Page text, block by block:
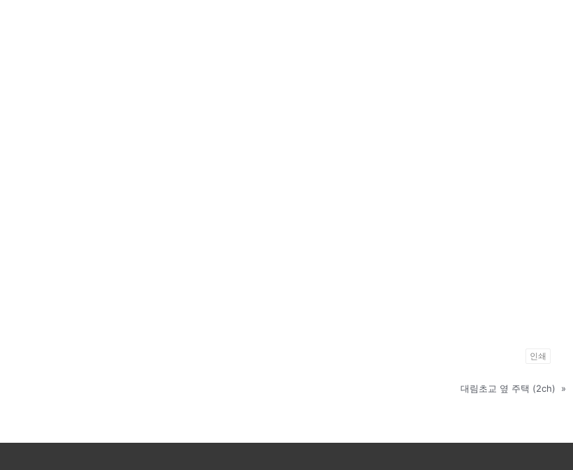
인쇄
대림초교 옆 주택 (2ch) »